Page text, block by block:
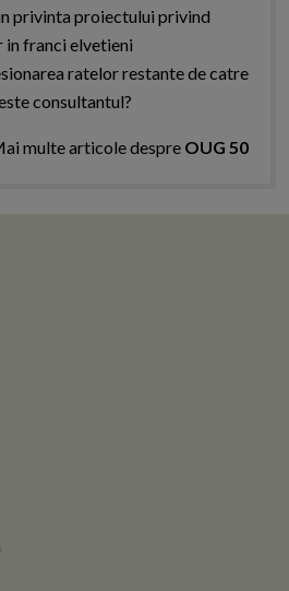
privinta proiectului privind
franci elvetieni
ratelor restante de catre
consultantul?
multe articole despre OUG 50